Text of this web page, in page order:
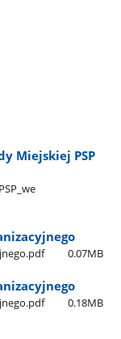
Miejskiej PSP
0.07MB
0.18MB